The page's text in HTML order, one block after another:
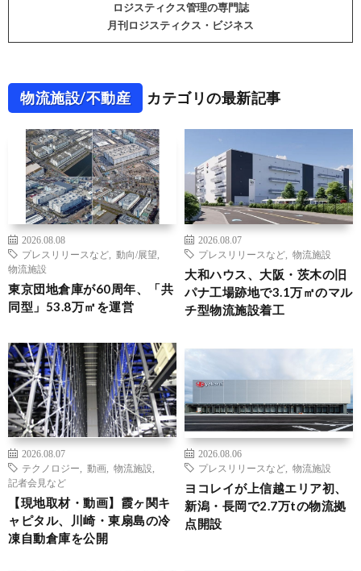
ロジスティクス管理の専門誌
月刊ロジスティクス・ビジネス
物流施設/不動産 カテゴリの最新記事
2026.08.08
プレスリリースなど
動向/展望
物流施設
東京団地倉庫が60周年、「共
同型」53.8万㎡を運営
2026.08.07
プレスリリースなど
物流施設
大和ハウス、大阪・茨木の旧
パナ工場跡地で3.1万㎡のマル
チ型物流施設着工
2026.08.07
テクノロジー
動画 物流施設
記者会見など
【現地取材・動画】霞ヶ関キ
ャピタル、川崎・東扇島の冷
凍自動倉庫を公開
2026.08.06
プレスリリースなど
物流施設
ヨコレイが上信越エリア初、
新潟・長岡で2.7万tの物流拠
点開設